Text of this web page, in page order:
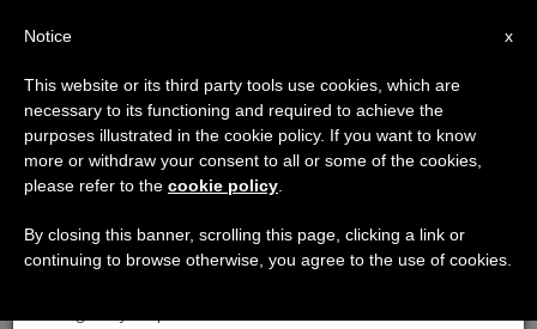
×
Aviso importante
Del 27 de julio al 7 de agosto haremos la pausa
anual, aprovechando que en el periodo de verano
se generan menos informaciones y también el
x
Notice
This website or its third party tools use cookies, which are
necessary to its functioning and required to achieve the
purposes illustrated in the cookie policy. If you want to know
more or withdraw your consent to all or some of the cookies,
please refer to the cookie policy
By closing this banner, scrolling this page, clicking a link or
continuing to browse otherwise, you agree to the use of cookies.